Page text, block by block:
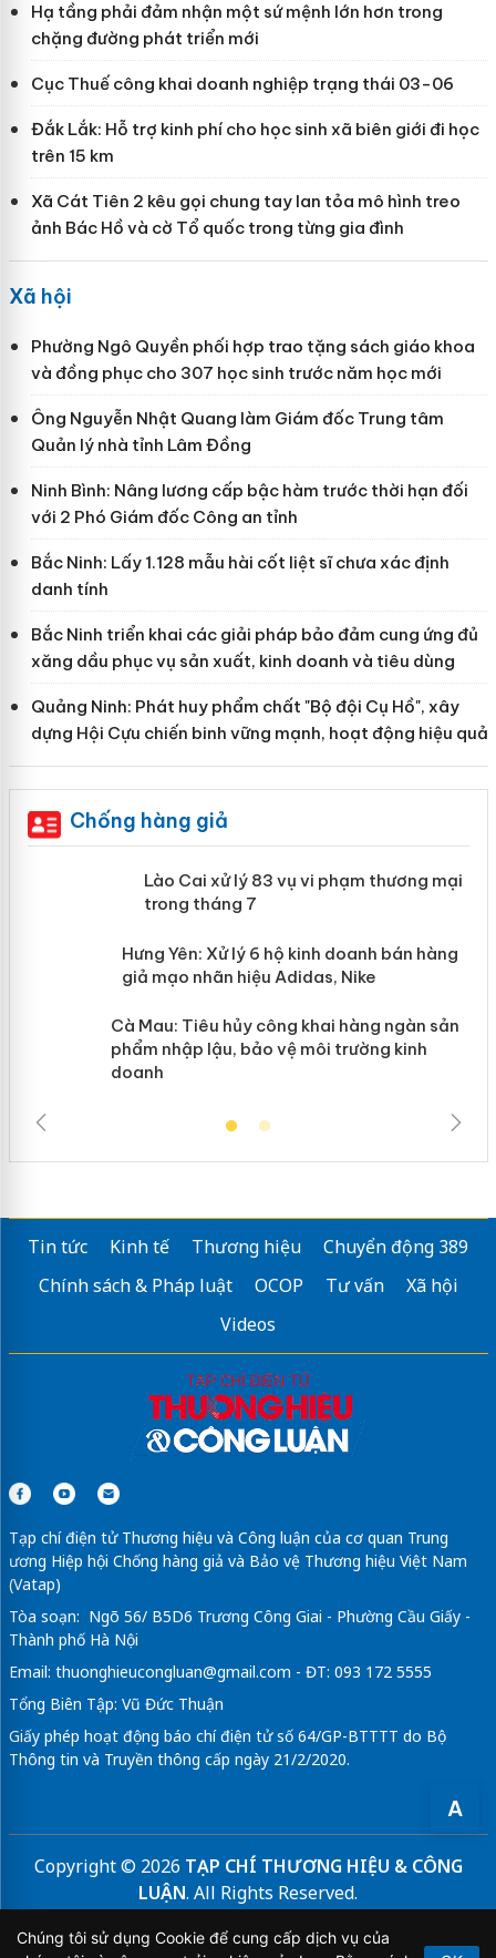
A
Hạ tầng phải đảm nhận một sứ mệnh lớn hơn trong
chặng đường phát triển mới
Cục Thuế công khai doanh nghiệp trạng thái 03-06
Đắk Lắk: Hỗ trợ kinh phí cho học sinh xã biên giới đi học
trên 15 km
Xã Cát Tiên 2 kêu gọi chung tay lan tỏa mô hình treo
ảnh Bác Hồ và cờ Tổ quốc trong từng gia đình
Xã hội
Phường Ngô Quyền phối hợp trao tặng sách giáo khoa
và đồng phục cho 307 học sinh trước năm học mới
Ông Nguyễn Nhật Quang làm Giám đốc Trung tâm
Quản lý nhà tỉnh Lâm Đồng
Ninh Bình: Nâng lương cấp bậc hàm trước thời hạn đối
với 2 Phó Giám đốc Công an tỉnh
Bắc Ninh: Lấy 1.128 mẫu hài cốt liệt sĩ chưa xác định
danh tính
Bắc Ninh triển khai các giải pháp bảo đảm cung ứng đủ
xăng dầu phục vụ sản xuất, kinh doanh và tiêu dùng
Quảng Ninh: Phát huy phẩm chất "Bộ đội Cụ Hồ", xây
dựng Hội Cựu chiến binh vững mạnh, hoạt động hiệu quả
Chống hàng giả
Lào Cai xử lý 83 vụ vi phạm thương mại
trong tháng 7
Hưng Yên: Xử lý 6 hộ kinh doanh bán hàng
giả mạo nhãn hiệu Adidas, Nike
Cà Mau: Tiêu hủy công khai hàng ngàn sản
phẩm nhập lậu, bảo vệ môi trường kinh
doanh
Tin tức Kinh tế Thương hiệu
Chuyển động 389
Chính sách & Pháp luật
OCOP Tư vấn
Xã hội
Videos
Tạp chí điện tử Thương hiệu và Công luận của cơ quan Trung
ương Hiệp hội Chống hàng giả và Bảo vệ Thương hiệu Việt Nam
(Vatap)
Tòa soạn: Ngõ 56/ B5D6 Trương Công Giai - Phường Cầu Giấy -
Thành phố Hà Nội
Email: thuonghieucongluan@gmail.com - ĐT: 093 172 5555
Tổng Biên Tập: Vũ Đức Thuận
Giấy phép hoạt động báo chí điện tử số 64/GP-BTTTT do Bộ
Thông tin và Truyền thông cấp ngày 21/2/2020.
Copyright © 2026 TẠP CHÍ THƯƠNG HIỆU & CÔNG
LUẬN. All Rights Reserved.
Bản quyền thuộc Tạp chí Thương hiệu và Công luận. Cấm
Chúng tôi sử dụng Cookie để cung cấp dịch vụ của